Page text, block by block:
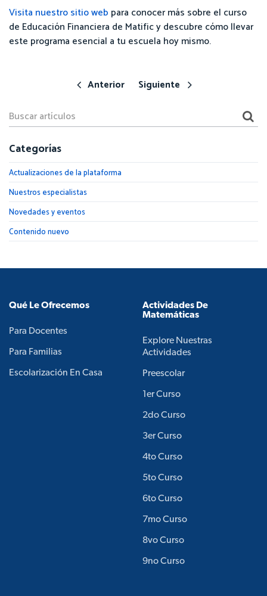
Visita nuestro sitio web para conocer más sobre el curso
de Educación Financiera de Matific y descubre cómo llevar
este programa esencial a tu escuela hoy mismo.
Anterior Siguiente
Categorías
Actualizaciones de la plataforma
Nuestros especialistas
Novedades y eventos
Contenido nuevo
Qué Le Ofrecemos
Para Docentes
Para Familias
Escolarización En Casa
Actividades De
Matemáticas
Explore Nuestras
Actividades
Preescolar
1er Curso
2do Curso
3er Curso
4to Curso
5to Curso
6to Curso
7mo Curso
8vo Curso
9no Curso